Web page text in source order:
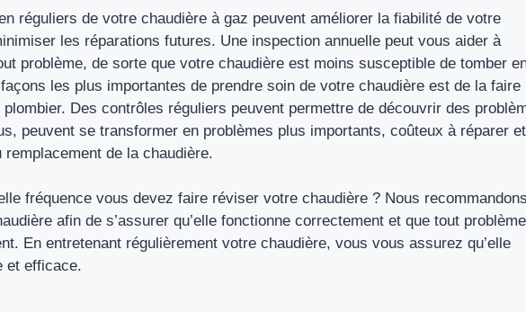
réguliers de votre chaudière à gaz peuvent améliorer la fiabilité de votre
les réparations futures. Une inspection annuelle peut vous aider à
problème, de sorte que votre chaudière est moins susceptible de tomber
façons les plus importantes de prendre soin de votre chaudière est de la faire
Des contrôles réguliers peuvent permettre de découvrir des
peuvent se transformer en problèmes plus importants, coûteux à réparer et
de la chaudière.
fréquence vous devez faire réviser votre chaudière ? Nous
afin de s’assurer qu’elle fonctionne correctement et que tout
En entretenant régulièrement votre chaudière, vous vous assurez qu’elle
et efficace.